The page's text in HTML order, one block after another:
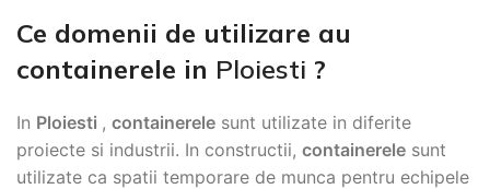
Ce domenii de utilizare au
containerele in Ploiesti ?
In Ploiesti , containerele sunt utilizate in diferite
proiecte si industrii. In constructii, containerele sunt
utilizate ca spatii temporare de munca pentru echipele